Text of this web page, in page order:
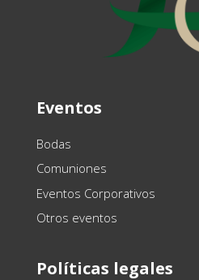
Eventos
Bodas
Comuniones
Eventos Corporativos
Otros eventos
Políticas legales